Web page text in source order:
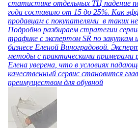
статистике отдельных ТЦ падение
года составило от 15 до 25%. Как
продавцам с покупателями в таких
Подробно разбираем стратегии
трафике с экспертом SR по
бизнесе Еленой Виноградовой.
методы с практическими примерами
Елена уверена, что в условиях
качественный сервис становится
преимуществом для обувной